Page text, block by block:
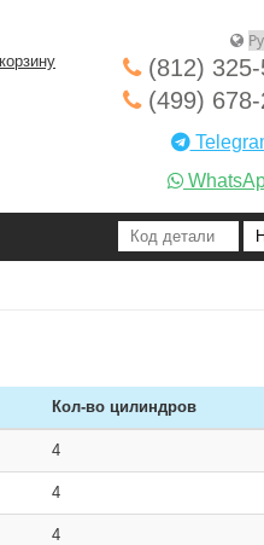
(812) 325-
(499) 678-
Кол-во цилиндров
4
4
4